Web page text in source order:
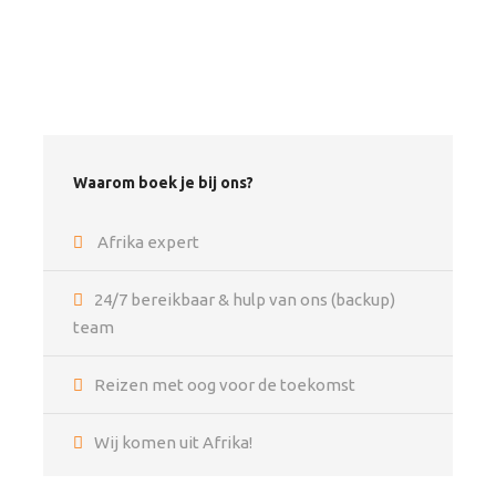
Waarom boek je bij ons?
Afrika expert
24/7 bereikbaar & hulp van ons (backup)
team
Reizen met oog voor de toekomst
Wij komen uit Afrika!
rondom het kampvuur met enkele Maasai die ons
Reistijd: 7 uur Incl. stop bij Rift Valley Viewpoint en
boodschappen
Dag 3 - 4 Loita Hills - Masai Mara